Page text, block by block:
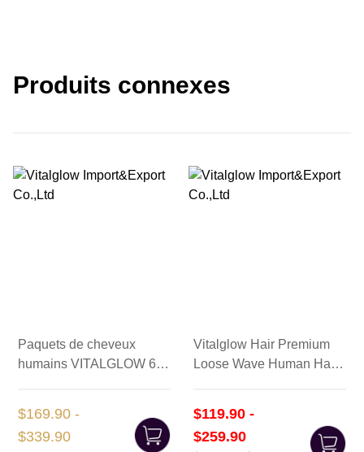
Produits connexes
Paquets de cheveux
humains VITALGLOW 613
$169.90 -
$339.90
Vitalglow Hair Premium
Loose Wave Human Hair
$119.90 -
$259.90